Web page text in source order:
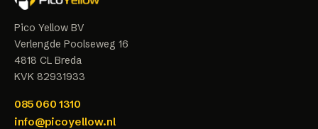
Pico Yellow BV
Verlengde Poolseweg 16
4818 CL Breda
KVK 82931933
085 060 1310
info@picoyellow.nl